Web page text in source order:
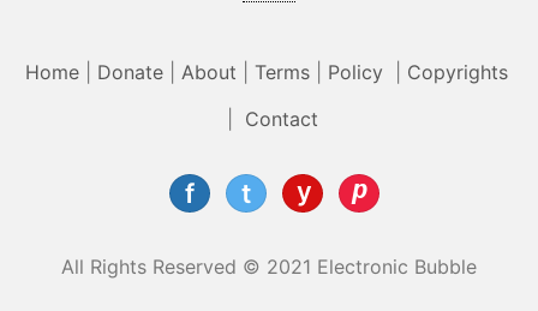
Home| Donate| About Terms| Policy
Copyrights
Contact
All Rights Reserved © 2021 Electronic Bubble